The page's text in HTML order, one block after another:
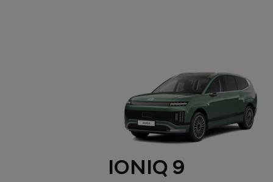
IONIQ 9